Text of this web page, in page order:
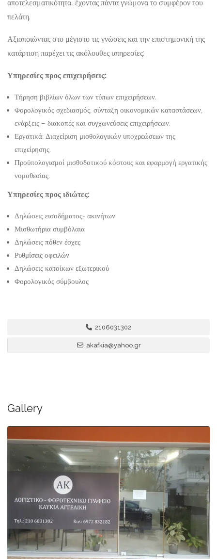
αποτελεσματικότητα, έχοντας πάντα γνώμονα το συμφέρον του
πελάτη.
Αξιοποιώντας στο μέγιστο τις γνώσεις και την επιστημονική της
κατάρτιση παρέχει τις ακόλουθες υπηρεσίες:
Υπηρεσίες προς επιχειρήσεις:
Τήρηση βιβλίων όλων των τύπων επιχειρήσεων.
Φορολογικός σχεδιασμός, σύνταξη οικονομικών καταστάσεων,
ενάρξεις – διακοπές και συγχωνεύσεις επιχειρήσεων.
Εργατικά: Διαχείριση μισθολογικών υποχρεώσεων της
επιχείρησης.
Προϋπολογισμοί μισθοδοτικού κόστους και εφαρμογή εργατικής
νομοθεσίας.
Υπηρεσίες προς ιδιώτες:
Δηλώσεις εισοδήματος- ακινήτων
Μισθωτήρια συμβόλαια
Δηλώσεις πόθεν έσχες
Ρυθμίσεις οφειλών
Δηλώσεις κατοίκων εξωτερικού
Φορολογικός σύμβουλος
2106031302
akafkia@yahoo.gr
Gallery